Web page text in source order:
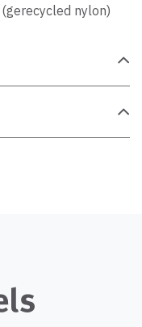
(gerecycled nylon)